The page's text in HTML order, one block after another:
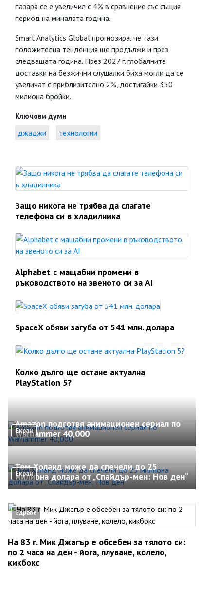
пазара се е увеличил с 4% в сравнение със същия
период на миналата година.
Smart Analytics Global прогнозира, че тази
положителна тенденция ще продължи и през
следващата година. През 2027 г. глобалните
доставки на безжични слушалки биха могли да се
увеличат с приблизително 2%, достигайки 350
милиона бройки.
Ключови думи
джаджи
технологии
Защо никога не трябва да слагате
телефона си в хладилника
Alphabet с мащабни промени в
ръководството на звеното си за AI
SpaceX обяви загуба от 541 млн. долара
Колко дълго ще остане актуална
PlayStation 5?
Екран
Amazon подготвя анимационен сериал по
Warhammer 40,000
Екран
Том Холанд може да спечели до 25
милиона долара от „Спайдър-мен: Нов ден“
Здраве
На 83 г. Мик Джагър е обсебен за тялото си:
по 2 часа на ден - йога, плуване, колело,
кикбокс